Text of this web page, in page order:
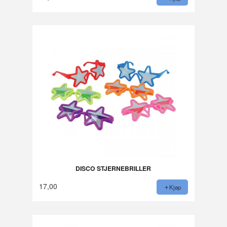
DISCO STJERNEBRILLER
17,00 Kjøp